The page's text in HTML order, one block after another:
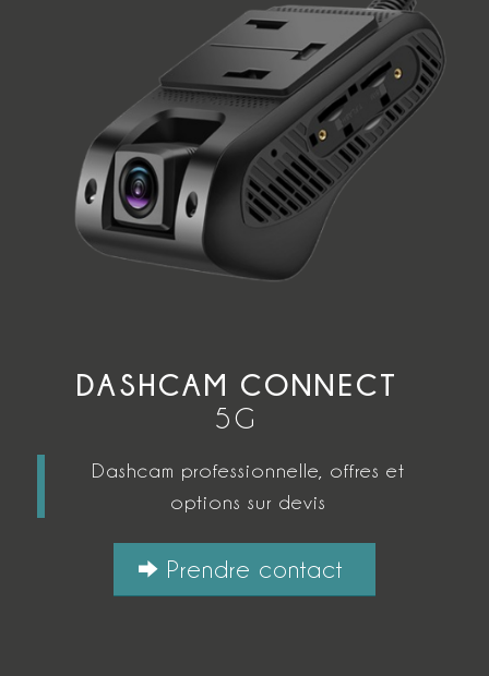
DASHCAM CONNECT
5G
Dashcam professionnelle, offres et
options sur devis
Prendre contact